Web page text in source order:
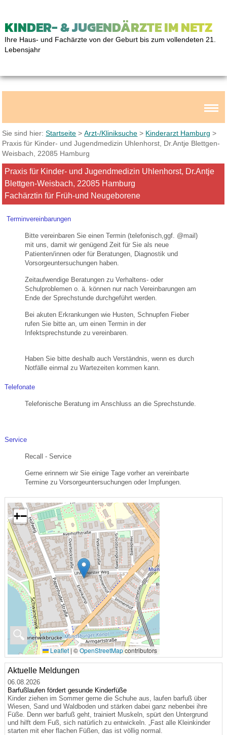
KINDER- & JUGENDÄRZTE IM NETZ
Ihre Haus- und Fachärzte von der Geburt bis zum vollendeten 21.
Lebensjahr
Sie sind hier:Startseite >Arzt-/Kliniksuche > Kinderarzt Hamburg >
Praxis für Kinder- und Jugendmedizin Uhlenhorst, Dr.Antje Blettgen-
Weisbach, 22085 Hamburg
Praxis für Kinder- und Jugendmedizin Uhlenhorst, Dr.Antje
Blettgen-Weisbach, 22085 Hamburg
Fachärztin für Früh-und Neugeborene
Terminvereinbarungen
Bitte vereinbaren Sie einen Termin (telefonisch,ggf. @mail)
mit uns, damit wir genügend Zeit für Sie als neue
Patienten/innen oder für Beratungen, Diagnostik und
Vorsorgeuntersuchungen haben.
Zeitaufwendige Beratungen zu Verhaltens- oder
Schulproblemen o. ä. können nur nach Vereinbarungen am
Ende der Sprechstunde durchgeführt werden.
Bei akuten Erkrankungen wie Husten, Schnupfen Fieber
rufen Sie bitte an, um einen Termin in der
Infektsprechstunde zu vereinbaren.
Haben Sie bitte deshalb auch Verständnis, wenn es durch
Notfälle einmal zu Wartezeiten kommen kann.
Telefonate
Telefonische Beratung im Anschluss an die Sprechstunde.
Service
Recall - Service
Gerne erinnern wir Sie einige Tage vorher an vereinbarte
Termine zu Vorsorgeuntersuchungen oder Impfungen.
🔍
+−
Leaflet | ©OpenStreetMapcontributors
Aktuelle Meldungen
06.08.2026
Barfußlaufen fördert gesunde Kinderfüße
Kinder ziehen im Sommer gerne die Schuhe aus, laufen barfuß über
Wiesen, Sand und Waldboden und stärken dabei ganz nebenbei ihre
Füße. Denn wer barfuß geht, trainiert Muskeln, spürt den Untergrund
und hilft dem Fuß, sich natürlich zu entwickeln. „Fast alle Kleinkinder
starten mit eher flachen Füßen, das ist völlig normal.